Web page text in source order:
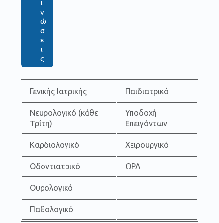
ι
ν
ώ
σ
ε
ι
ς
Γενικής Ιατρικής Παιδιατρικό
Νευρολογικό (κάθε
Τρίτη)
Υποδοχή
Επειγόντων
Καρδιολογικό Χειρουργικό
Οδοντιατρικό ΩΡΛ
Ουρολογικό
Παθολογικό